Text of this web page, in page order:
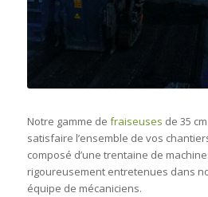
Notre gamme de fraiseuses de 35
satisfaire l’ensemble de vos
composé d’une trentaine de
rigoureusement entretenues dans
équipe de mécaniciens.